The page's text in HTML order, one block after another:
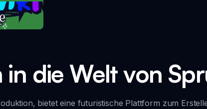
in die Welt von
bietet eine futuristische Plattform zum